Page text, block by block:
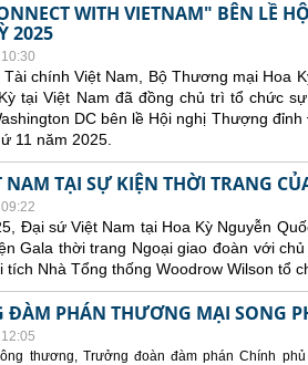
WITH VIETNAM" BÊN LỀ
2025
Tài chính Việt Nam, Bộ Thương mại Hoa
tại Việt Nam đã đồng chủ trì tổ chức
DC bên lề Hội nghị Thượng
11 năm 2025.
NAM TẠI SỰ KIỆN THỜI TRANG
Đại sứ Việt Nam tại Hoa Kỳ Nguyễn
Gala thời trang Ngoại giao đoàn với chủ
tích Nhà Tổng thống Woodrow Wilson tổ
ĐÀM PHÁN THƯƠNG MẠI SONG
thương, Trưởng đoàn đàm phán Chính